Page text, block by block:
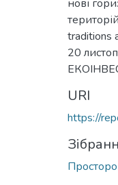
нові
traditions
20
URI
https://